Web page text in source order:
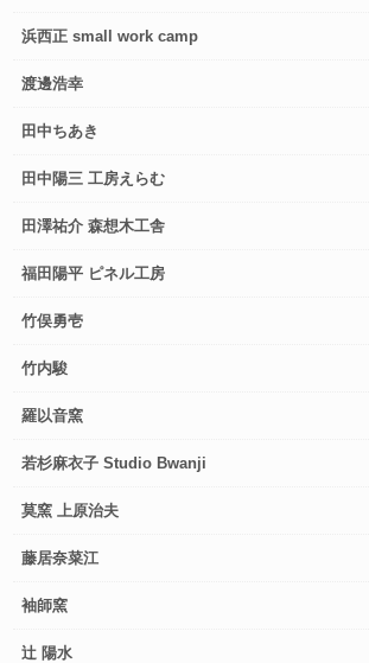
浜西正 small work camp
渡邊浩幸
田中ちあき
田中陽三 工房えらむ
田澤祐介 森想木工舎
福田陽平 ピネル工房
竹俣勇壱
竹内駿
羅以音窯
若杉麻衣子 Studio Bwanji
莫窯 上原治夫
藤居奈菜江
袖師窯
辻 陽水